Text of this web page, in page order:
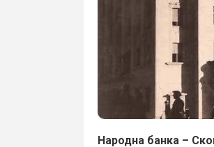
Народна банка –